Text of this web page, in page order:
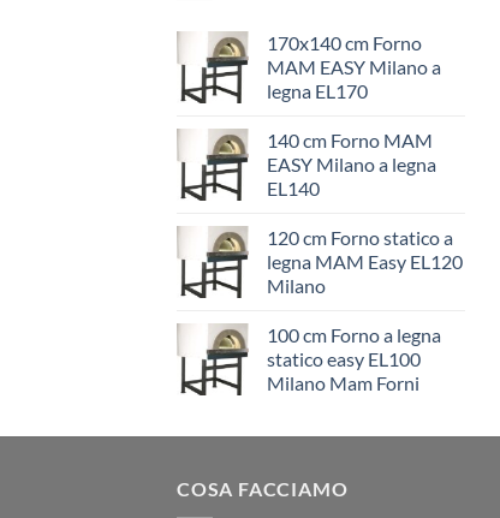
170x140 cm Forno
MAM EASY Milano a
legna EL170
140 cm Forno MAM
EASY Milano a legna
EL140
120 cm Forno statico a
legna MAM Easy EL120
Milano
100 cm Forno a legna
statico easy EL100
Milano Mam Forni
COSA FACCIAMO